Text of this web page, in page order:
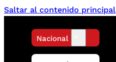
Saltar al contenido principal
Nacional